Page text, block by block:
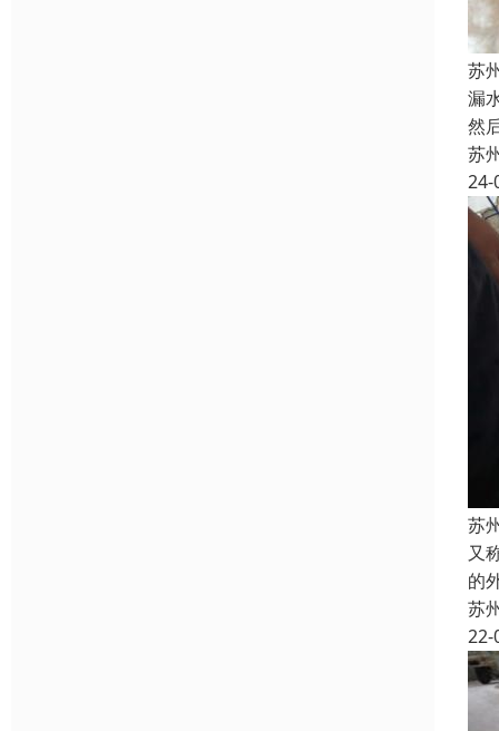
苏
漏
然
苏
24-
苏
又
的
苏
22-